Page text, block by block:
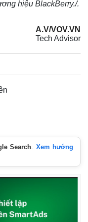
hiệu BlackBerry./.
A.V/VOV.VN
Tech Advisor
Search. Xem hướng